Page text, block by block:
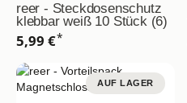
reer - Steckdosenschutz
klebbar weiß 10 Stück (6)
5,99 €*
AUF LAGER